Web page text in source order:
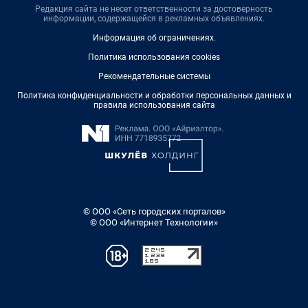
Редакция сайта не несет ответственности за достоверность
информации, содержащейся в рекламных объявлениях.
Информация об ограничениях.
Политика использования cookies
Рекомендательные системы
Политика конфиденциальности и обработки персональных данных и
правила использования сайта
© ООО «Сеть городских порталов»
© ООО «Интернет Технологии»